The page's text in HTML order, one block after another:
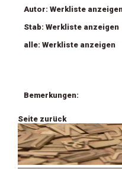
Autor: Werkliste
Stab: Werkliste anzeigen
alle: Werkliste anzeigen
Bemerkungen:
Seite zurück